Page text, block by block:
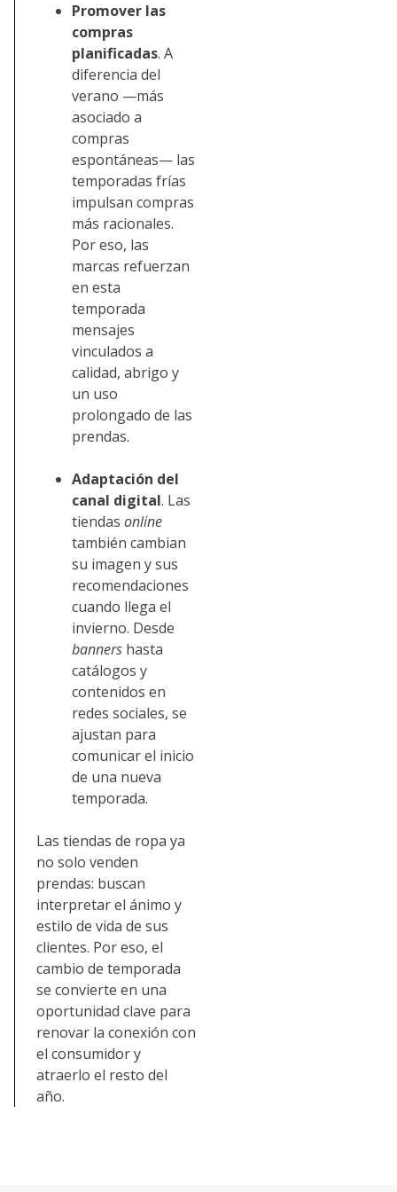
Promover las
compras
planificadas. A
diferencia del
verano —más
asociado a
compras
espontáneas— las
temporadas frías
impulsan compras
más racionales.
Por eso, las
marcas refuerzan
en esta
temporada
mensajes
vinculados a
calidad, abrigo y
un uso
prolongado de las
prendas.
Adaptación del
canal digital. Las
tiendas online
también cambian
su imagen y sus
recomendaciones
cuando llega el
invierno. Desde
banners hasta
catálogos y
contenidos en
redes sociales, se
ajustan para
comunicar el inicio
de una nueva
temporada.
Las tiendas de ropa ya
no solo venden
prendas: buscan
interpretar el ánimo y
estilo de vida de sus
clientes. Por eso, el
cambio de temporada
se convierte en una
oportunidad clave para
renovar la conexión con
el consumidor y
atraerlo el resto del
año.